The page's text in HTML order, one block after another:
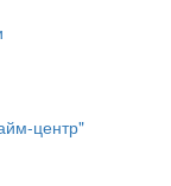
центр"